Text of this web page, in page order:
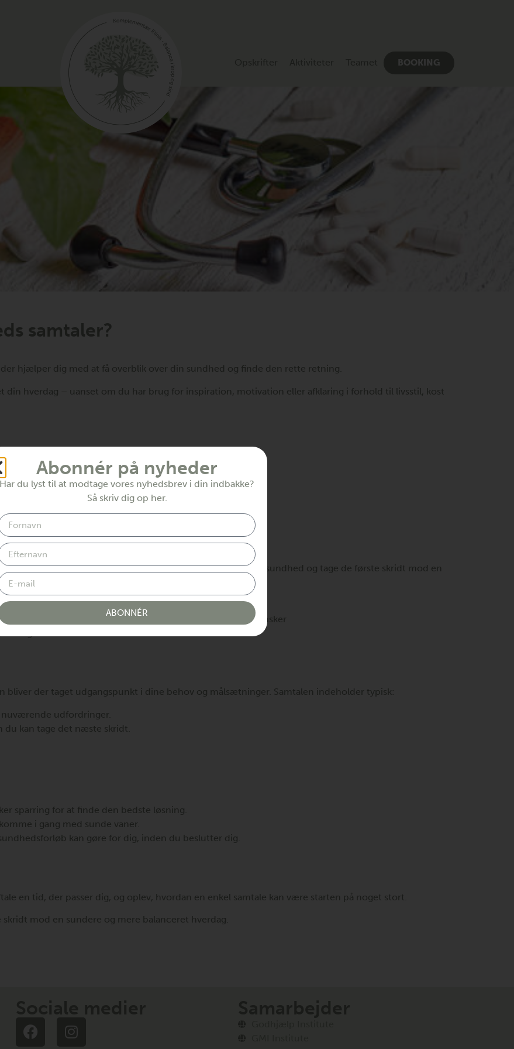
BOOKING
samtaler?
hjælper dig med at få overblik over din sundhed og finde den rette retning.
din hverdag – uanset om du har brug for inspiration, motivation eller afklaring i forhold til livsstil, kost
ændringer
mod en sundere og mere balanceret hverdag.
der giver dig mulighed for at genskabe overblik over din sundhed og tage de første skridt mod en
dig, hvor du er, og kan hjælpe dig med at:
til dig.
grundig gennemgang af dine symptomer, historik og ønsker
og velvæ
bliver der taget udgangspunkt i dine behov og målsætninger. Samtalen indeholder typisk:
udfordringer.
du kan tage det næste skridt.
sparring for at finde den bedste løsning.
i gang med sunde vaner.
kan gøre for dig, inden du beslutter dig.
en tid, der passer dig, og oplev, hvordan en enkel samtale kan være starten på noget stort.
mod en sundere og mere balanceret hverdag.
Abonnér på nyheder
Har du lyst til at modtage vores nyhedsbrev i din indbakke?
Så skriv dig op her.
ABONNÉR